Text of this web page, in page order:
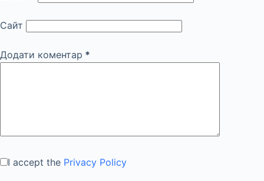
Сайт
Додати коментар *
I accept the Privacy Policy